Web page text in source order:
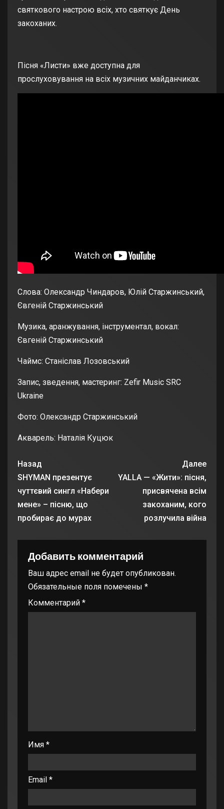
святкового настрою всіх, хто святкує День
закоханих.
Пісня «Листи» вже доступна для
прослуховування на всіх музичних майданчиках.
Слова: Олександр Чиндаров, Юлій Старжинський,
Євгеній Старжинський
Музика, аранжування, інструментал, вокал:
Євгеній Старжинський
Чаймс: Станіслав Лозовський
Запис, зведення, мастеринг: Zefir Music SRC
Ukraine
Фото: Олександр Старжинський
Акварель: Наталія Куцюк
Назад
SHYMAN презентує
чуттєвий сингл «Набери
мене» – пісню, що
пробирає до мурах
Далее
YALLA — «Жити»: пісня,
присвячена всім
закоханим, кого
розлучила війна
Добавить комментарий
Ваш адрес email не будет опубликован.
Обязательные поля помечены *
Комментарий *
Имя *
Email *